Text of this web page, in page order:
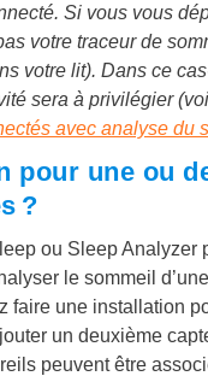
Si vous vous
votre traceur de
votre lit). Dans ce
sera à privilégier
avec analyse du
pour une ou
?
ou Sleep Analyzer
le sommeil
faire une installation
un deuxième
peuvent être